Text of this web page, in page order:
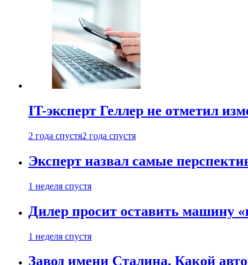
IT-эксперт Геллер не отметил
2 года спустя2 года спустя
Эксперт назвал самые
1 неделя спустя
Дилер просит оставить машину
1 неделя спустя
Завод имени Сталина. Какой